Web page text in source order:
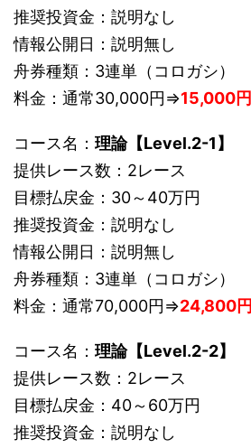
推奨投資金：説明なし
情報公開日：説明無し
舟券種類：3連単（コロガシ）
料金：通常30,000円⇒15,000円
コース名： 理論【Level.2-1】
提供レース数：2レース
目標払戻金：30～40万円
推奨投資金：説明なし
情報公開日：説明無し
舟券種類：3連単（コロガシ）
料金：通常70,000円⇒24,800円
コース名： 理論【Level.2-2】
提供レース数：2レース
目標払戻金：40～60万円
推奨投資金：説明なし